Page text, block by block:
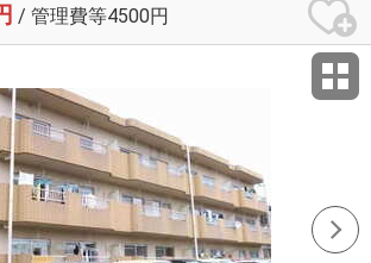
/ 管理費等4500円